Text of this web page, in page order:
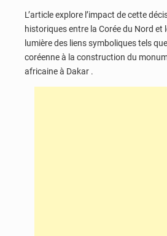
L’article explore l’impact de cette
historiques entre la Corée du Nord et
lumière des liens symboliques tels
coréenne à la construction du
africaine à Dakar .